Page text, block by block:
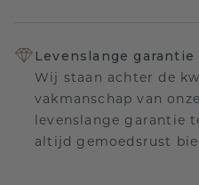
Levenslange garantie
Wij staan achter de
vakmanschap van
levenslange garantie
altijd gemoedsrust